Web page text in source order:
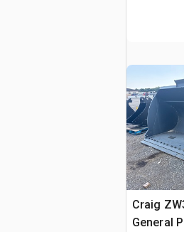
Craig
General